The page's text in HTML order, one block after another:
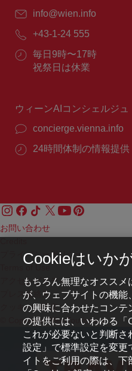
E
ー
ル：
info@wien.info
電
番
号：
+43-1-24 555
営
業
毎日9時〜17時
祝祭日は休業
ウィーンAIコンシェルジュ
concierge.vienna.info
24時間体制の情報提供
お問い合わせ
プライバシーポリシー
アクセシビリティ
プレス連絡先
クッキーの設定
© Copyright WienTourismus
Cookieはいか
もちろん無理なオスス
が、ウェブサイトの機能
の興味に合わせたコンテ
の提供には、いわゆる「
これが必要ないと判断
設定」で標準設定を変更
イトをご利用の際は、下